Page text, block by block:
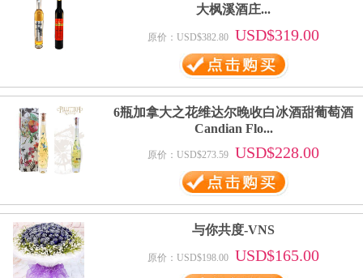
大枫溪酒庄...
原价：USD$382.80 USD$319.00
6瓶加拿大之花维达尔晚收白冰酒甜葡萄酒
Candian Flo...
原价：USD$273.59 USD$228.00
与你共度-VNS
原价：USD$198.00 USD$165.00